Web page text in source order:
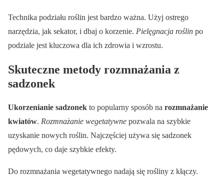
Technika podziału roślin jest bardzo ważna. Użyj ostrego
narzędzia, jak sekator, i dbaj o korzenie. Pielęgnacja roślin po
podziale jest kluczowa dla ich zdrowia i wzrostu.
Skuteczne metody rozmnażania z
sadzonek
Ukorzenianie sadzonek to popularny sposób na rozmnażanie
kwiatów. Rozmnażanie wegetatywne pozwala na szybkie
uzyskanie nowych roślin. Najczęściej używa się sadzonek
pędowych, co daje szybkie efekty.
Do rozmnażania wegetatywnego nadają się rośliny z kłączy.